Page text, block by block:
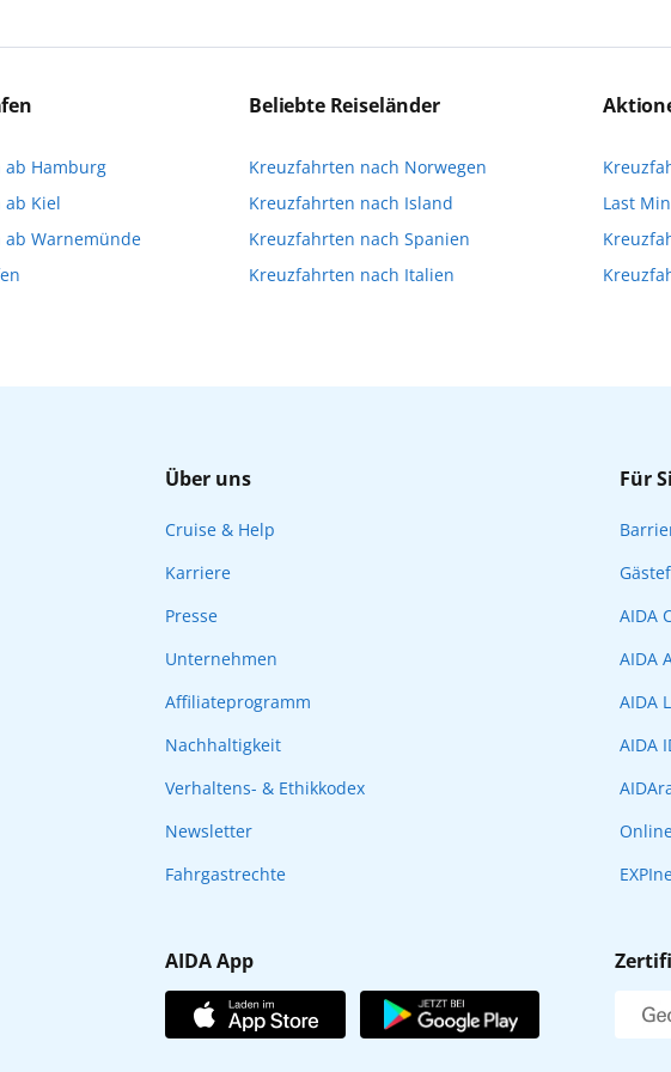
die Ausflüge führen. Beide Optionen bieten einzigartige
stellen oder direkt an Bord eine Buchung vornehmen. Wir
die Reservierung Ihrer Lieblingsausflüge vor Reisebeginn
Hamburg
Kiel
Warnemünde
Beliebte Reiseländer
Kreuzfahrten nach Norwegen
Kreuzfahrten nach Island
Kreuzfahrten nach Spanien
Kreuzfahrten nach Italien
Last
Über uns
Cruise & Help
Karriere
Presse
Unternehmen
Affiliateprogramm
Nachhaltigkeit
Verhaltens- & Ethikkodex
Newsletter
Fahrgastrechte
Für
AIDA
AIDA
AIDA
AIDA
AIDA App